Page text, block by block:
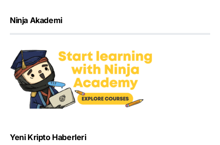
Ninja Akademi
Yeni Kripto Haberleri